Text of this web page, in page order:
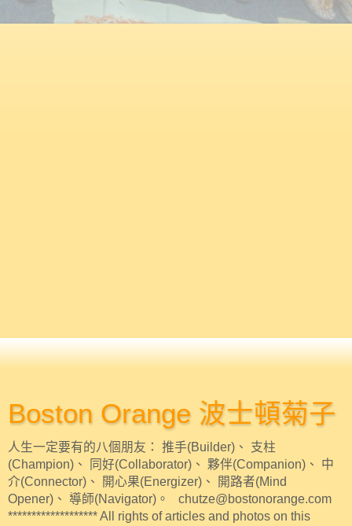
Boston Orange 波士頓菊子
人生一定要有的八個朋友： 推手(Builder)、 支柱
(Champion)、 同好(Collaborator)、 夥伴(Companion)、 中
介(Connector)、 開心果(Energizer)、 開路者(Mind
Opener)、 導師(Navigator)。 chutze@bostonorange.com
******************* All rights of articles and photos on this